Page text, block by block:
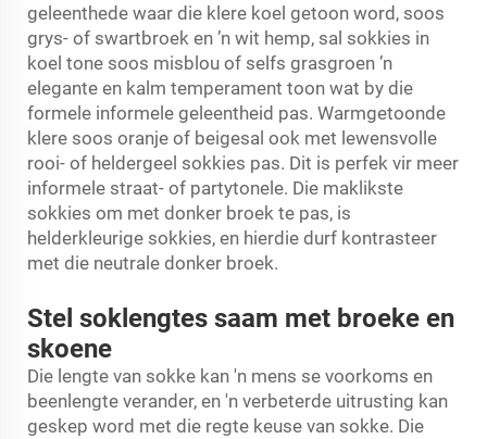
geleenthede waar die klere koel getoon word, soos
grys- of swartbroek en ’n wit hemp, sal sokkies in
koel tone soos misblou of selfs grasgroen ’n
elegante en kalm temperament toon wat by die
formele informele geleentheid pas. Warmgetoonde
klere soos oranje of beigesal ook met lewensvolle
rooi- of heldergeel sokkies pas. Dit is perfek vir meer
informele straat- of partytonele. Die maklikste
sokkies om met donker broek te pas, is
helderkleurige sokkies, en hierdie durf kontrasteer
met die neutrale donker broek.
Stel soklengtes saam met broeke en
skoene
Die lengte van sokke kan 'n mens se voorkoms en
beenlengte verander, en 'n verbeterde uitrusting kan
geskep word met die regte keuse van sokke. Die